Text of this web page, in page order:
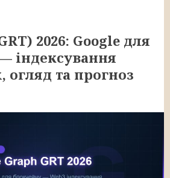
2026: Google для
індексування
огляд та прогноз